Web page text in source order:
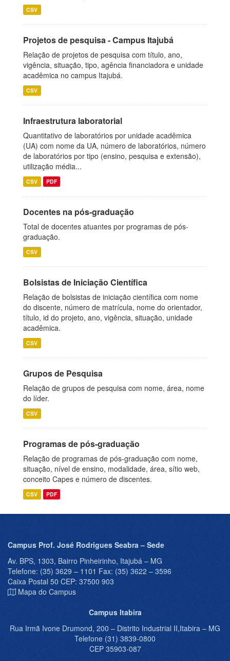
CSV
Projetos de pesquisa - Campus Itajubá
Relação de projetos de pesquisa com título, ano,
vigência, situação, tipo, agência financiadora e unidade
acadêmica no campus Itajubá.
CSV
Infraestrutura laboratorial
Quantitativo de laboratórios por unidade acadêmica
(UA) com nome da UA, número de laboratórios, número
de laboratórios por tipo (ensino, pesquisa e extensão),
utilização média...
CSV PDF
Docentes na pós-graduação
Total de docentes atuantes por programas de pós-
graduação.
CSV
Bolsistas de Iniciação Científica
Relação de bolsistas de iniciação científica com nome
do discente, número de matrícula, nome do orientador,
título, id do projeto, ano, vigência, situação, unidade
acadêmica.
CSV
Grupos de Pesquisa
Relação de grupos de pesquisa com nome, área, nome
do líder.
CSV
Programas de pós-graduação
Relação de programas de pós-graduação com nome,
situação, nível de ensino, modalidade, área, sítio web,
conceito Capes e número de discentes.
CSV PDF
Campus Prof. José Rodrigues Seabra – Sede
Av. BPS, 1303, Bairro Pinheirinho, Itajubá – MG
Telefone: (35) 3629 – 1101 Fax: (35) 3622 – 3596
Caixa Postal 50 CEP: 37500 903
Mapa do Campus
Campus Itabira
Rua Irmã Ivone Drumond, 200 – Distrito Industrial II,Itabira – MG
Telefone (31) 3839-0800
CEP 35903-087